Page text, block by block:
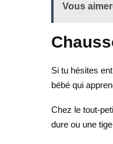
Vous
Si tu hésites
bébé qui
Chez le tout-
dure ou une